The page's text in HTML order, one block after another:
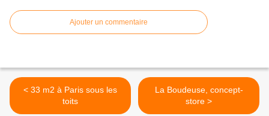
Ajouter un commentaire
< 33 m2 à Paris sous les
toits
La Boudeuse, concept-
store >